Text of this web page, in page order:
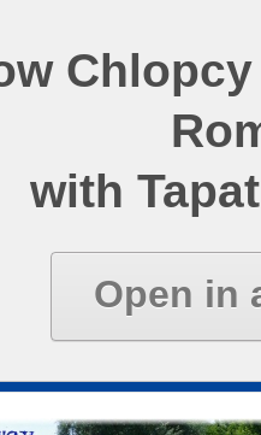
with
Open in